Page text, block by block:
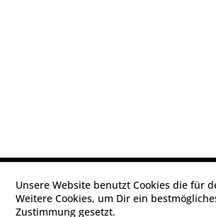
Unsere Website benutzt Cookies die für
Weitere Cookies, um Dir ein
Zustimmung gesetzt.